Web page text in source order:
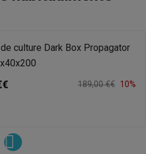
culture Dark Box Propagator
189,00 €€ 10%